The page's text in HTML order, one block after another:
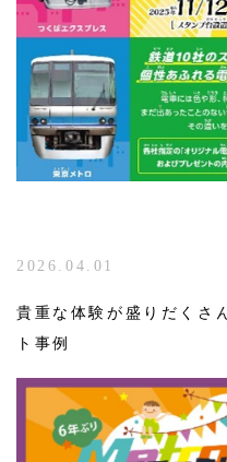
2026.04.01
貴重な体験が盛りだくさ
ト事例